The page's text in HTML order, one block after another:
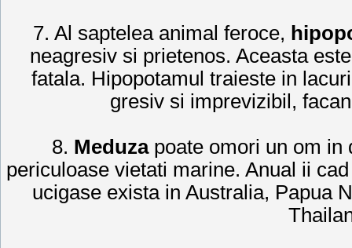
7. Al saptelea animal feroce,
neagresiv si prietenos. Aceasta
fatala. Hipopotamul traieste in
gresiv si imprevizibil,
8. Meduzapoate omori un om in
periculoase vietati marine. Anual ii
ucigase exista in Australia, Papua